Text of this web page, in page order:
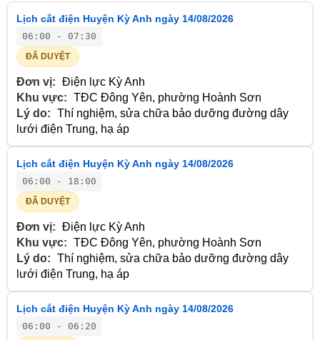
Lịch cắt điện Huyện Kỳ Anh ngày 14/08/2026
06:00 - 07:30
ĐÃ DUYỆT
Đơn vị: Điện lực Kỳ Anh
Khu vực: TĐC Đông Yên, phường Hoành Sơn
Lý do: Thí nghiệm, sửa chữa bảo dưỡng đường dây
lưới điện Trung, hạ áp
Lịch cắt điện Huyện Kỳ Anh ngày 14/08/2026
06:00 - 18:00
ĐÃ DUYỆT
Đơn vị: Điện lực Kỳ Anh
Khu vực: TĐC Đông Yên, phường Hoành Sơn
Lý do: Thí nghiệm, sửa chữa bảo dưỡng đường dây
lưới điện Trung, hạ áp
Lịch cắt điện Huyện Kỳ Anh ngày 14/08/2026
06:00 - 06:20